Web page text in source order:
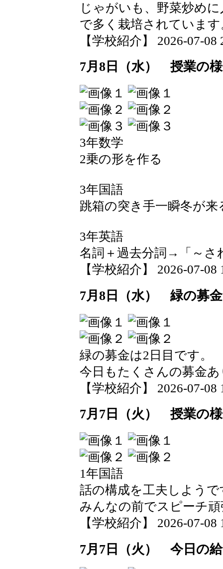
じゃがいも、野菜炒め
で多く栽培されています
【学校紹介】 2026-07-08
7月8日（水） 授業の
3年数学
2乗の形を作る
3年国語
跳箱の突き手一瞬冬が来
3年英語
名詞＋過去分詞→「～さ
【学校紹介】 2026-07-08
7月8日（水） 緑の募金
緑の募金は2日目です。
今日もたくさんの募金
【学校紹介】 2026-07-08
7月7日（火） 授業の
1年国語
話の構成を工夫しようで
みんなの前でスピーチ
【学校紹介】 2026-07-08
7月7日（火） 今日の